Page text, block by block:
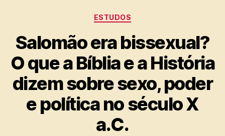
Categorias
ESTUDOS
Salomão era bissexual?
O que a Bíblia e a História
dizem sobre sexo, poder
e política no século X
a.C.